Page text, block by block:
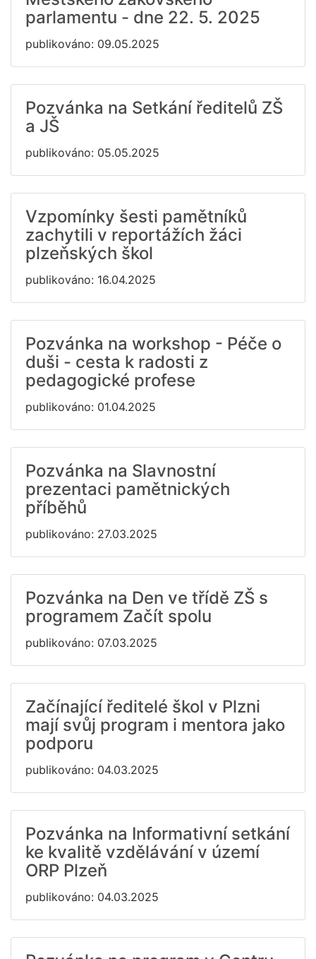
parlamentu - dne 22. 5. 2025
publikováno: 09.05.2025
Pozvánka na Setkání ředitelů ZŠ
a JŠ
publikováno: 05.05.2025
Vzpomínky šesti pamětníků
zachytili v reportážích žáci
plzeňských škol
publikováno: 16.04.2025
Pozvánka na workshop - Péče o
duši - cesta k radosti z
pedagogické profese
publikováno: 01.04.2025
Pozvánka na Slavnostní
prezentaci pamětnických
příběhů
publikováno: 27.03.2025
Pozvánka na Den ve třídě ZŠ s
programem Začít spolu
publikováno: 07.03.2025
Začínající ředitelé škol v Plzni
mají svůj program i mentora jako
podporu
publikováno: 04.03.2025
Pozvánka na Informativní setkání
ke kvalitě vzdělávání v území
ORP Plzeň
publikováno: 04.03.2025